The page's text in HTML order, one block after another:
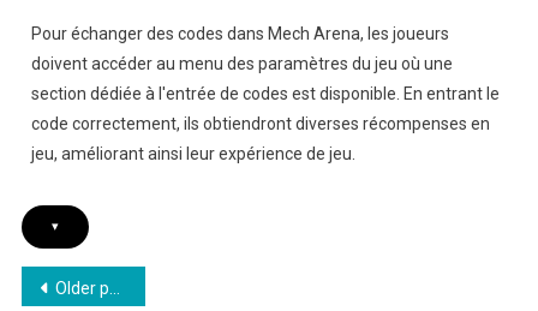
Pour échanger des codes dans Mech Arena, les joueurs
doivent accéder au menu des paramètres du jeu où une
section dédiée à l'entrée de codes est disponible. En entrant le
code correctement, ils obtiendront diverses récompenses en
jeu, améliorant ainsi leur expérience de jeu.
▾
Posts
Older posts